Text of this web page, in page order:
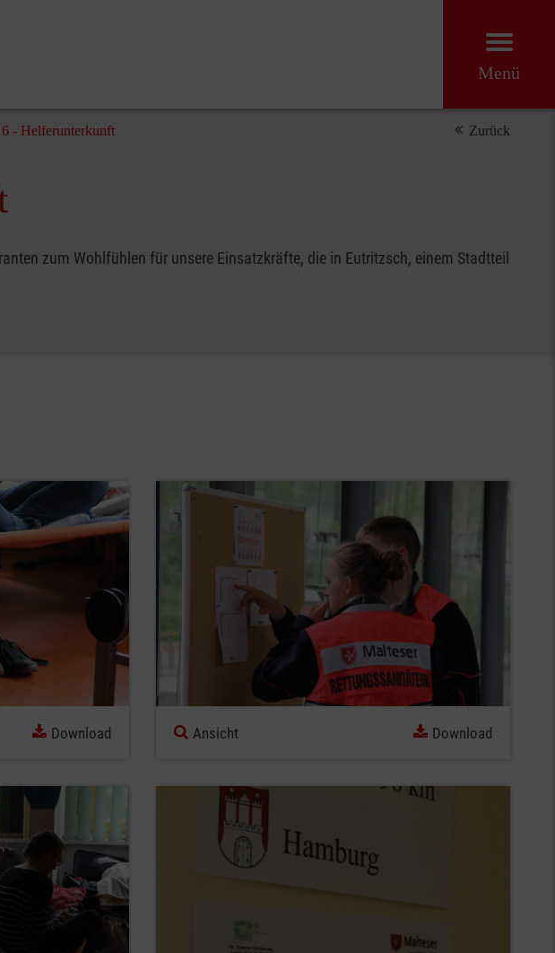
Menü
- Helferunterkunft Zurück
zum Wohlfühlen für unsere Einsatzkräfte, die in Eutritzsch, einem Stadtteil
Download Ansicht Download